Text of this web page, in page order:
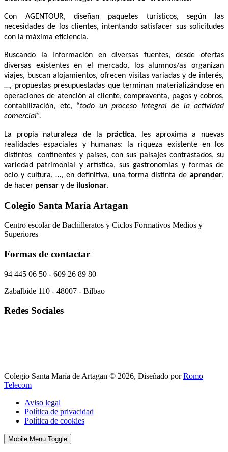
Con AGENTOUR, diseñan paquetes turísticos, según las
necesidades de los clientes, intentando satisfacer sus solicitudes
con la máxima eficiencia.
Buscando la información en diversas fuentes, desde ofertas
diversas existentes en el mercado, los alumnos/as organizan
viajes, buscan alojamientos, ofrecen visitas variadas y de interés,
…, propuestas presupuestadas que terminan materializándose en
operaciones de atención al cliente, compraventa, pagos y cobros,
contabilización, etc, “todo un proceso integral de la actividad
comercial”.
La propia naturaleza de la práctica, les aproxima a nuevas
realidades espaciales y humanas: la riqueza existente en los
distintos continentes y países, con sus paisajes contrastados, su
variedad patrimonial y artística, sus gastronomías y formas de
ocio y cultura, …, en definitiva, una forma distinta de aprender,
de hacer pensar y de ilusionar.
Colegio Santa María Artagan
Centro escolar de Bachilleratos y Ciclos Formativos Medios y
Superiores
Formas de contactar
94 445 06 50 - 609 26 89 80
Zabalbide 110 - 48007 - Bilbao
Redes Sociales
Colegio Santa María de Artagan © 2026, Diseñado porRomo
Telecom
Aviso legal
Política de privacidad
Política de cookies
Mobile Menu Toggle